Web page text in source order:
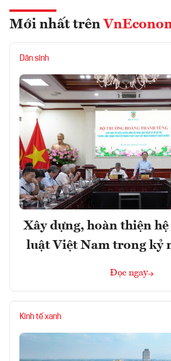
Mới nhất trên
Dân sinh
Xây dựng, hoàn thiện
luật Việt Nam trong kỷ
Đọc ngay
Kinh tế xanh